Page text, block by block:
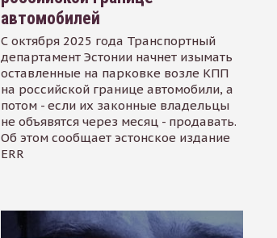
автомобилей
С октября 2025 года Транспортный
департамент Эстонии начнет изымать
оставленные на парковке возле КПП
на российской границе автомобили, а
потом - если их законные владельцы
не объявятся через месяц - продавать.
Об этом сообщает эстонское издание
ERR